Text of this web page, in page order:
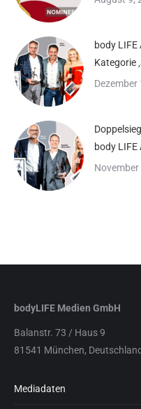
body
Kategorie
Dezember
body LIFE
bodyLIFE Medien GmbH
Balanstr. 73 / Haus 9
81541 München, Deutschland
Mediadaten